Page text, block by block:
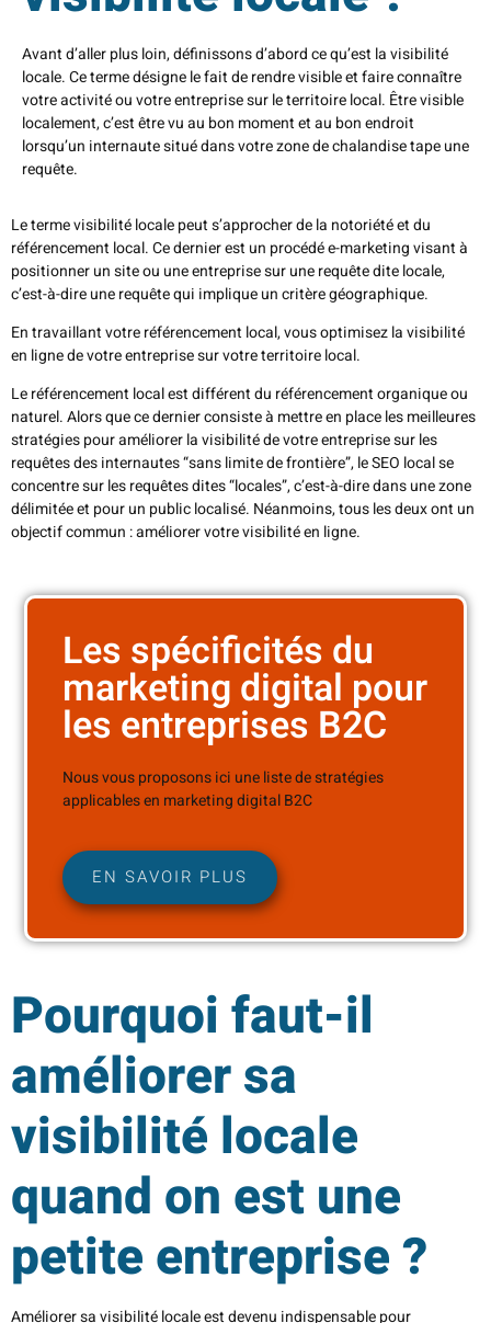
Avant d’aller plus loin, définissons d’abord ce qu’est la visibilité
locale. Ce terme désigne le fait de rendre visible et faire connaître
votre activité ou votre entreprise sur le territoire local. Être visible
localement, c’est être vu au bon moment et au bon endroit
lorsqu’un internaute situé dans votre zone de chalandise tape une
requête.
Le terme visibilité locale peut s’approcher de la notoriété et du
référencement local. Ce dernier est un procédé e-marketing visant à
positionner un site ou une entreprise sur une requête dite locale,
c’est-à-dire une requête qui implique un critère géographique.
En travaillant votre référencement local, vous optimisez la visibilité
en ligne de votre entreprise sur votre territoire local.
Le référencement local est différent du référencement organique ou
naturel. Alors que ce dernier consiste à mettre en place les meilleures
stratégies pour améliorer la visibilité de votre entreprise sur les
requêtes des internautes “sans limite de frontière”, le SEO local se
concentre sur les requêtes dites “locales”, c’est-à-dire dans une zone
délimitée et pour un public localisé. Néanmoins, tous les deux ont un
objectif commun : améliorer votre visibilité en ligne.
Les spécificités du
marketing digital pour
les entreprises B2C
Nous vous proposons ici une liste de stratégies
applicables en marketing digital B2C
EN SAVOIR PLUS
Pourquoi faut-il
améliorer sa
visibilité locale
quand on est une
petite entreprise ?
Améliorer sa visibilité locale est devenu indispensable pour